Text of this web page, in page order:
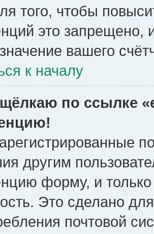
того, чтобы
это запрещено,
вашего
к началу
по ссылке
другим
форму, и
Это сделано
почтовой